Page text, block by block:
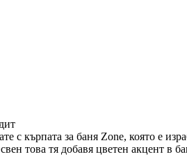
с кърпата за баня Zone, която е
това тя добавя цветен акцент